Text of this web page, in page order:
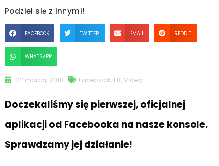
Podziel się z innymi!
FACEBOOK TWITTER EMAIL REDDIT
WHATSAPP
22 marca, 2018 Facebook, FB, Video
Doczekaliśmy się pierwszej, oficjalnej
aplikacji od Facebooka na nasze konsole.
Sprawdzamy jej działanie!